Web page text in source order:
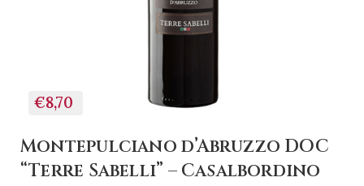
€8,70
Montepulciano d’Abruzzo DOC
“Terre Sabelli” – Casalbordino